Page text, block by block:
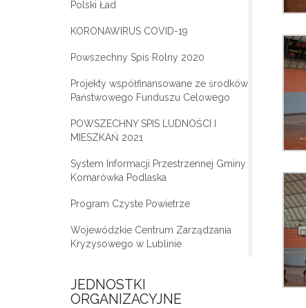
Polski Ład
KORONAWIRUS COVID-19
Powszechny Spis Rolny 2020
Projekty współfinansowane ze środków
Państwowego Funduszu Celowego
POWSZECHNY SPIS LUDNOŚCI I
MIESZKAŃ 2021
System Informacji Przestrzennej Gminy
Komarówka Podlaska
Program Czyste Powietrze
Wojewódzkie Centrum Zarządzania
Kryzysowego w Lublinie
JEDNOSTKI
ORGANIZACYJNE